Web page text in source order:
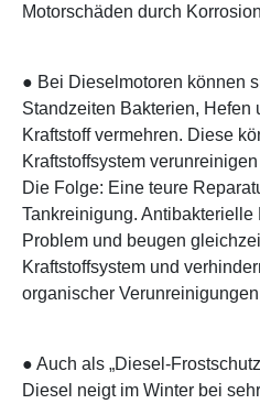
Motorschäden durch
● Bei Dieselmotoren können
Standzeiten Bakterien, Hefen
Kraftstoff vermehren. Diese
Kraftstoffsystem
Die Folge: Eine teure
Tankreinigung.
Problem und beugen
Kraftstoffsystem und
organischer
● Auch als „Diesel-
Diesel neigt im Winter bei